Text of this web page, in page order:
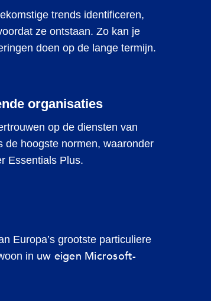
trends identificeren,
ze ontstaan. Zo kan je
doen op de lange termijn.
organisaties
op de diensten van
de hoogste normen, waaronder
Essentials Plus.
Europa’s grootste particuliere
in uw eigen Microsoft-